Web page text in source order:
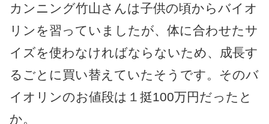
カンニング竹山さんは子供の頃からバイオ
リンを習っていましたが、体に合わせたサ
イズを使わなければならないため、成長す
るごとに買い替えていたそうです。そのバ
イオリンのお値段は１挺100万円だったと
か。